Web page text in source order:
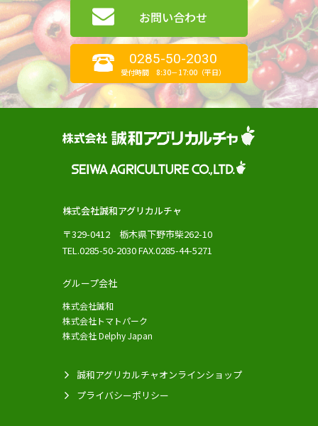
お問い合わせ
0285-50-2030
受付時間 8:30－17:00（平日）
株式会社誠和アグリカルチャ
〒329-0412 栃木県下野市柴262-10
TEL.0285-50-2030 FAX.0285-44-5271
グループ会社
株式会社誠和
株式会社トマトパーク
株式会社 Delphy Japan
誠和アグリカルチャオンラインショップ
プライバシーポリシー